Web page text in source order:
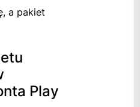
a pakiet
Play